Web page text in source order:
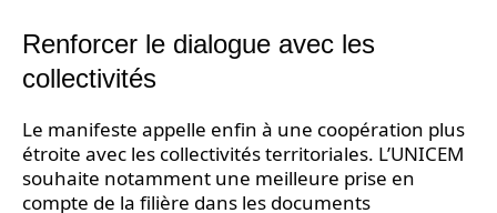
Renforcer le dialogue avec les
collectivités
Le manifeste appelle enfin à une coopération plus
étroite avec les collectivités territoriales. L’UNICEM
souhaite notamment une meilleure prise en
compte de la filière dans les documents